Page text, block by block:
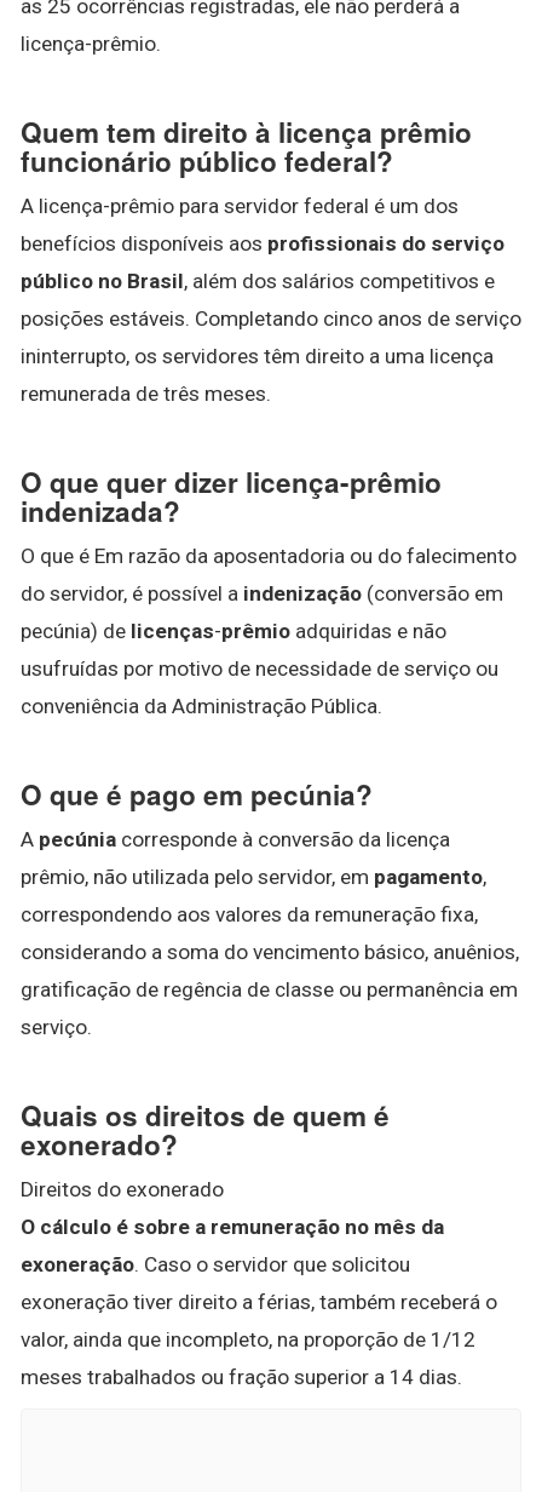
as 25 ocorrências registradas, ele não perderá a
licença-prêmio.
Quem tem direito à licença prêmio
funcionário público federal?
A licença-prêmio para servidor federal é um dos
benefícios disponíveis aos profissionais do serviço
público no Brasil, além dos salários competitivos e
posições estáveis. Completando cinco anos de serviço
ininterrupto, os servidores têm direito a uma licença
remunerada de três meses.
O que quer dizer licença-prêmio
indenizada?
O que é Em razão da aposentadoria ou do falecimento
do servidor, é possível a indenização (conversão em
pecúnia) de licenças-prêmio adquiridas e não
usufruídas por motivo de necessidade de serviço ou
conveniência da Administração Pública.
O que é pago em pecúnia?
A pecúnia corresponde à conversão da licença
prêmio, não utilizada pelo servidor, em pagamento,
correspondendo aos valores da remuneração fixa,
considerando a soma do vencimento básico, anuênios,
gratificação de regência de classe ou permanência em
serviço.
Quais os direitos de quem é
exonerado?
Direitos do exonerado
O cálculo é sobre a remuneração no mês da
exoneração. Caso o servidor que solicitou
exoneração tiver direito a férias, também receberá o
valor, ainda que incompleto, na proporção de 1/12
meses trabalhados ou fração superior a 14 dias.